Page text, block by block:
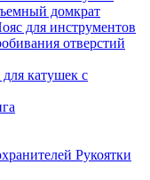
домкрат
для инструментов
отверстий
катушек с
Рукоятки